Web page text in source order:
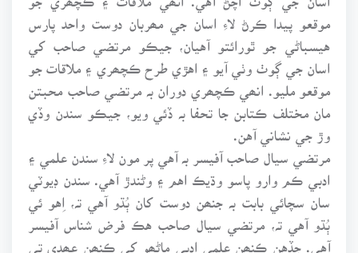
موقعو پيدا ڪرڻ لاءِ اسان جي مھربان دوست واحد پارس
هيسباڻي جو ٿورائتو آهيان، جيڪو مرتضي صاحب کي
اسان جي ڳوٺ وٺي آيو ۽ اهڙي طرح ڪچھري ۽ ملاقات جو
موقعو مليو. انھي ڪچھري دوران بہ مرتضي صاحب محبتن
مان مختلف ڪتابن جا تحفا بہ ڏئي ويو، جيڪو سندن وڏي
وڙ جي نشاني آهن.
مرتضي سيال صاحب آفيسر بہ آهي پر مون لاءِ سندن علمي ۽
ادبي ڪم وارو پاسو وڌيڪ اهم ۽ وڻندڙ آهي. سندن ڊيوٽي
سان سچائي بابت بہ جنھن دوست کان ٻُڌو آهي تہ، اِهو ئي
ٻُڌو آهي تہ، مرتضي سيال صاحب هڪ فرض شناس آفيسر
آهي. جڏهن ڪنھن علمي ادبي ماڻھو کي ڪنھن عھدي تي